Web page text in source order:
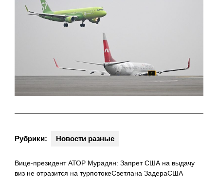
Рубрики: Новости разные
Вице-президент АТОР Мурадян: Запрет США на выдачу
виз не отразится на турпотокеСветлана ЗадераСША